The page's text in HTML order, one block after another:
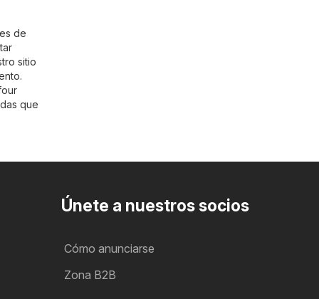
de
sitio
que
Únete a nuestros socios
Cómo anunciarse
Zona B2B